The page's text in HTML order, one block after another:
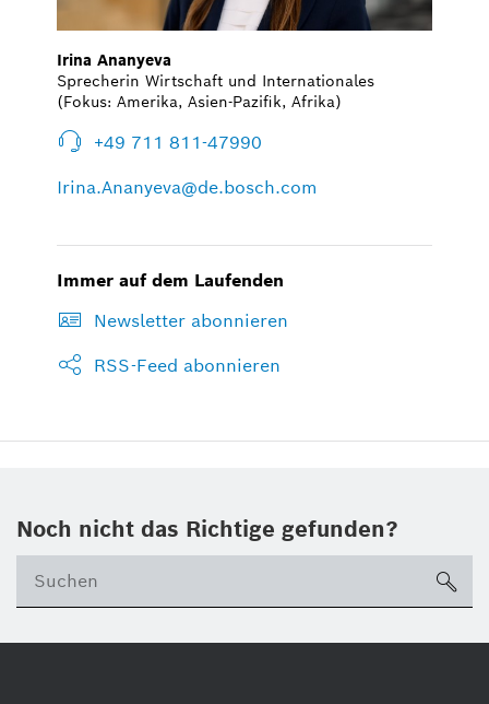
Irina Ananyeva
Sprecherin Wirtschaft und Internationales
(Fokus: Amerika, Asien-Pazifik, Afrika)
+49 711 811-47990
Irina.Ananyeva@de.bosch.com
Immer auf dem Laufenden
Newsletter abonnieren
RSS-Feed abonnieren
Noch nicht das Richtige gefunden?